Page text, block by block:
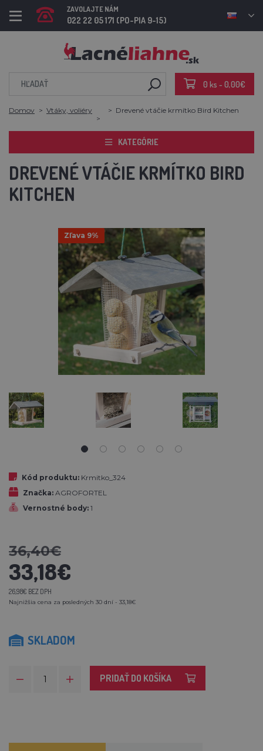
ZAVOLAJTE NÁM
022 22 05 171 (PO-PIA 9-15)
0 ks - 0,00€
Domov Vtáky, voliéry Drevené vtáčie krmítko Bird Kitchen
KATEGÓRIE
DREVENÉ VTÁČIE KRMÍTKO BIRD
KITCHEN
Zľava 9%
Kód produktu: Krmitko_324
Značka: AGROFORTEL
Vernostné body: 1
36,40€
33,18€
26,98€ BEZ DPH
Najnižšia cena za posledných 30 dní - 33,18€
SKLADOM
PRIDAŤ DO KOŠÍKA